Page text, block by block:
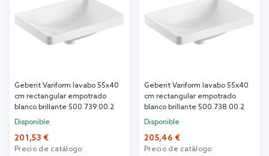
Geberit Variform lavabo 55x40
cm rectangular empotrado
blanco brillante 500.739.00.2
Disponible
201,53 €
Precio de catálogo:
Geberit Variform lavabo 55x40
cm rectangular empotrado
blanco brillante 500.738.00.2
Disponible
205,46 €
Precio de catálogo: